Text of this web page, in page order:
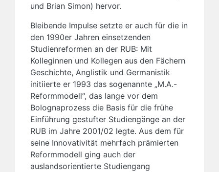
und Brian Simon) hervor.
Bleibende Impulse setzte er auch für die in
den 1990er Jahren einsetzenden
Studienreformen an der RUB: Mit
Kolleginnen und Kollegen aus den Fächern
Geschichte, Anglistik und Germanistik
initiierte er 1993 das sogenannte „M.A.-
Reformmodell“, das lange vor dem
Bolognaprozess die Basis für die frühe
Einführung gestufter Studiengänge an der
RUB im Jahre 2001/02 legte. Aus dem für
seine Innovativität mehrfach prämierten
Reformmodell ging auch der
auslandsorien­tierte Studiengang